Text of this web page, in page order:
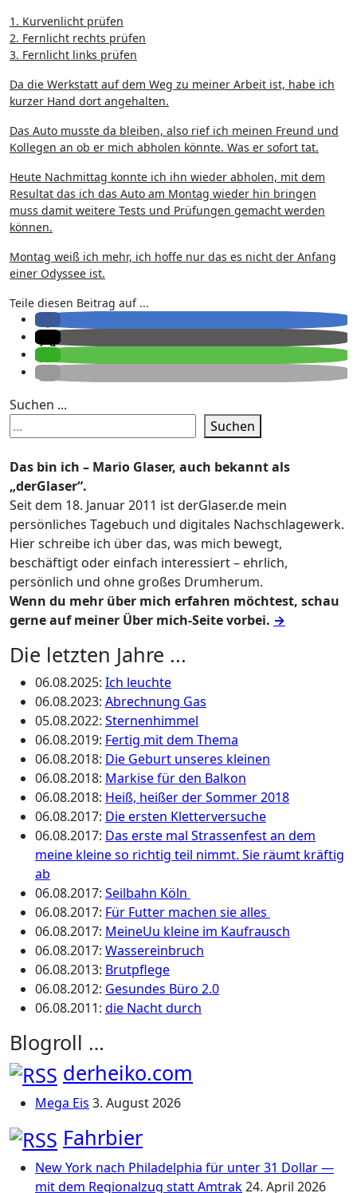
1. Kurvenlicht prüfen
2. Fernlicht rechts prüfen
3. Fernlicht links prüfen
Da die Werkstatt auf dem Weg zu meiner Arbeit ist, habe ich
kurzer Hand dort angehalten.
Das Auto musste da bleiben, also rief ich meinen Freund und
Kollegen an ob er mich abholen könnte. Was er sofort tat.
Heute Nachmittag konnte ich ihn wieder abholen, mit dem
Resultat das ich das Auto am Montag wieder hin bringen
muss damit weitere Tests und Prüfungen gemacht werden
können.
Montag weiß ich mehr, ich hoffe nur das es nicht der Anfang
einer Odyssee ist.
Teile diesen Beitrag auf ...
Suchen ...
Suchen
Das bin ich – Mario Glaser, auch bekannt als
„derGlaser“.
Seit dem 18. Januar 2011 ist derGlaser.de mein
persönliches Tagebuch und digitales Nachschlagewerk.
Hier schreibe ich über das, was mich bewegt,
beschäftigt oder einfach interessiert – ehrlich,
persönlich und ohne großes Drumherum.
Wenn du mehr über mich erfahren möchtest, schau
gerne auf meiner Über mich-Seite vorbei. →
Die letzten Jahre ...
06.08.2025: Ich leuchte
06.08.2023: Abrechnung Gas
05.08.2022: Sternenhimmel
06.08.2019: Fertig mit dem Thema
06.08.2018: Die Geburt unseres kleinen
06.08.2018: Markise für den Balkon
06.08.2018: Heiß, heißer der Sommer 2018
06.08.2017: Die ersten Kletterversuche
06.08.2017: Das erste mal Strassenfest an dem
meine kleine so richtig teil nimmt. Sie räumt kräftig
ab
06.08.2017: Seilbahn Köln
06.08.2017: Für Futter machen sie alles
06.08.2017: MeineUu kleine im Kaufrausch
06.08.2017: Wassereinbruch
06.08.2013: Brutpflege
06.08.2012: Gesundes Büro 2.0
06.08.2011: die Nacht durch
Blogroll …
derheiko.com
Mega Eis 3. August 2026
Fahrbier
New York nach Philadelphia für unter 31 Dollar —
mit dem Regionalzug statt Amtrak24. April 2026